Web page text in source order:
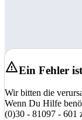
Ein Fehler
Wir bitten die
Wenn Du Hilfe
(0)30 - 81097 - 601